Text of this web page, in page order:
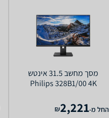
מסך מחשב ‏31.5 ‏אינטש
Philips 328B1/00 4K
החל מ-2,221
₪